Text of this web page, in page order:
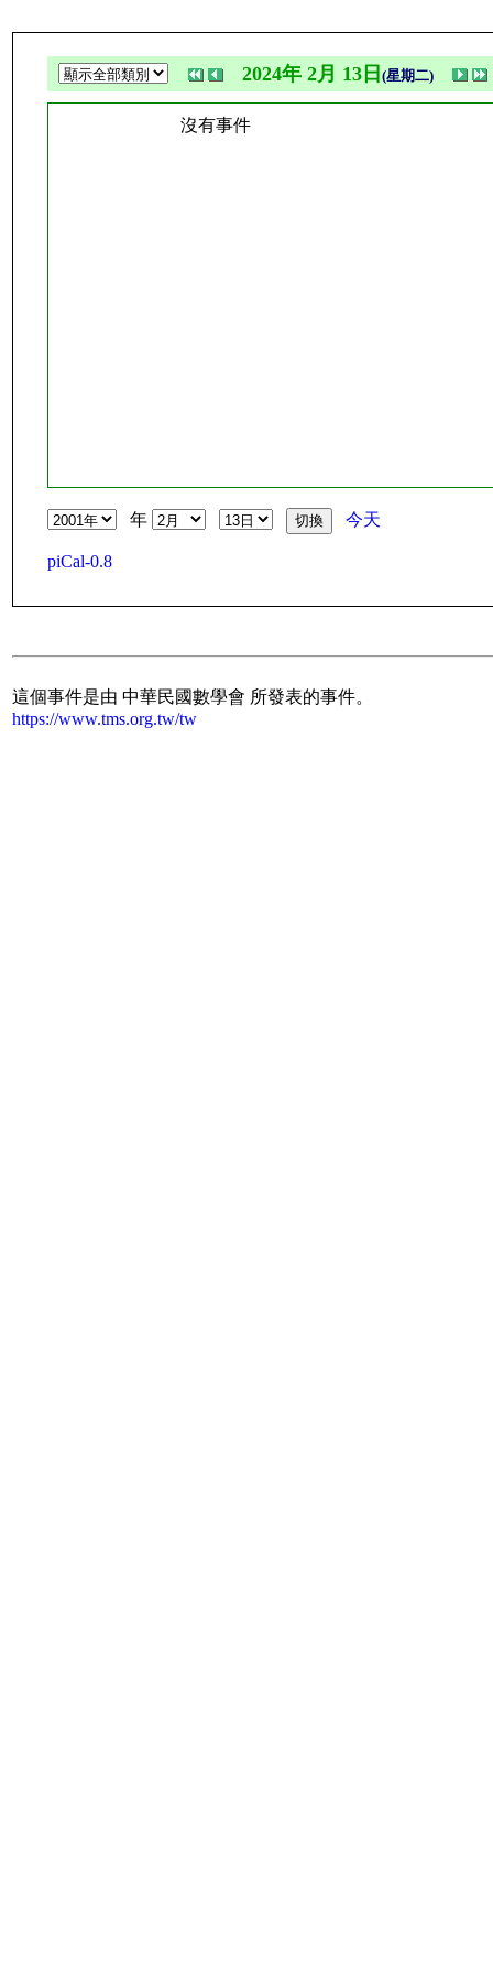
2024年 2月 13日 (星期二)
沒有事件
年 今天
piCal-0.8
這個事件是由 中華民國數學會 所發表的事件。
https://www.tms.org.tw/tw